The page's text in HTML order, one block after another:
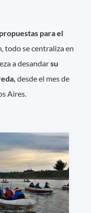
para el
todo se centraliza en
a desandarsu
desde el mes de
Aires.